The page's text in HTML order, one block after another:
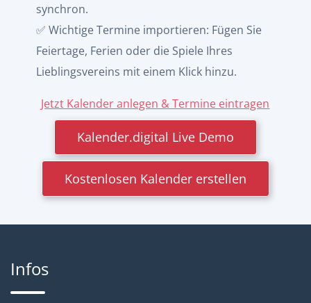
synchron.
✅ Wichtige Termine importieren: Fügen Sie
Feiertage, Ferien oder die Spiele Ihres
Lieblingsvereins mit einem Klick hinzu.
Jetzt Kalender anlegen & Termine eintragen
Kalender.digital Live Demo
Kostenlosen Kalender erstellen
Infos